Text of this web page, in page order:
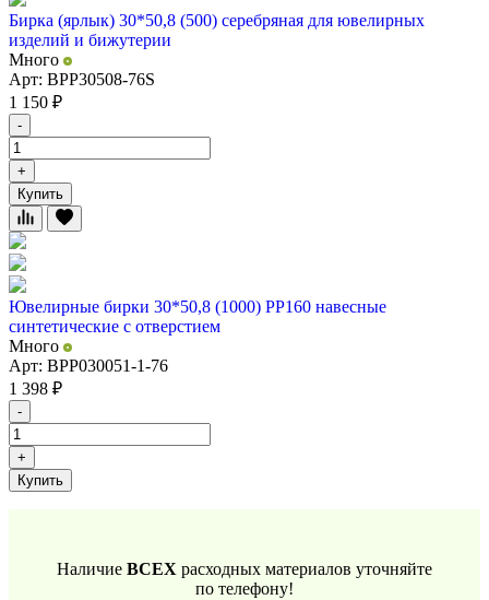
Бирка (ярлык) 30*50,8 (500) серебряная для ювелирных
изделий и бижутерии
Много
Арт: BPP30508-76S
1 150 ₽
-
+
Купить
Ювелирные бирки 30*50,8 (1000) PP160 навесные
синтетические с отверстием
Много
Арт: BPP030051-1-76
1 398 ₽
-
+
Купить
Наличие ВСЕХ расходных материалов уточняйте
по телефону!